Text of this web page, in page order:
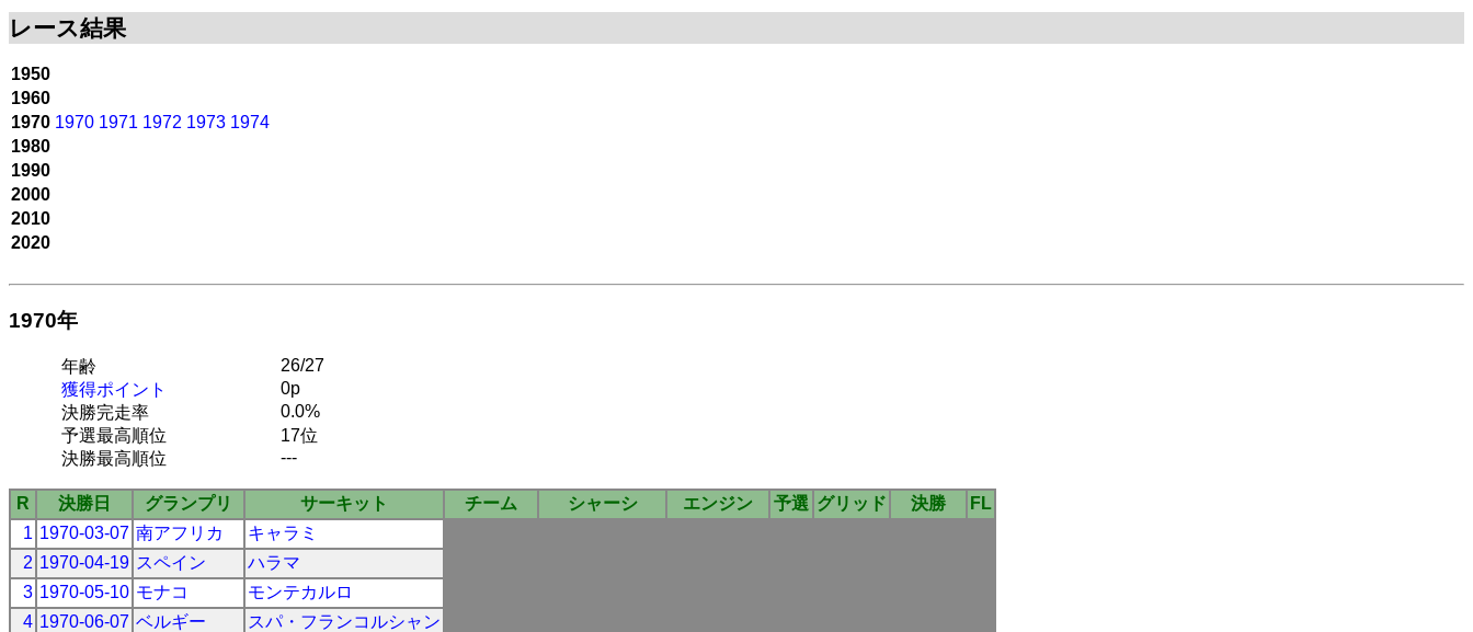
レース結果
1950
1960
1970 1970 1971 1972 1973 1974
1980
1990
2000
2010
2020
1970年
年齢
26/27
獲得ポイント
0p
決勝完走率
0.0%
予選最高順位
17位
決勝最高順位
---
R 決勝日 グランプリ サーキット チーム シャーシ エンジン 予選 グリッド 決勝
FL
1 1970-03-07 南アフリカ
キャラミ
2 1970-04-19 スペイン
ハラマ
3 1970-05-10 モナコ
モンテカルロ
4 1970-06-07 ベルギー
スパ・フランコルシャン